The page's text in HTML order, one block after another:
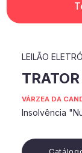
LEILÃO
VÁRZEA DA
Insolvência